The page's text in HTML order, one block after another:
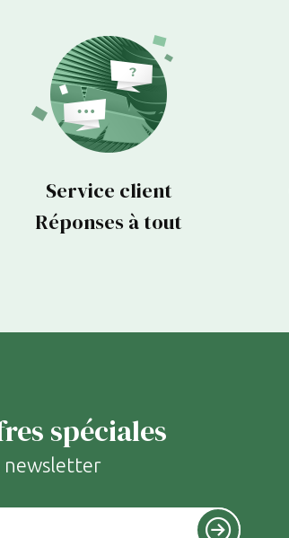
Service client
Réponses à tout
spéciales
newsletter